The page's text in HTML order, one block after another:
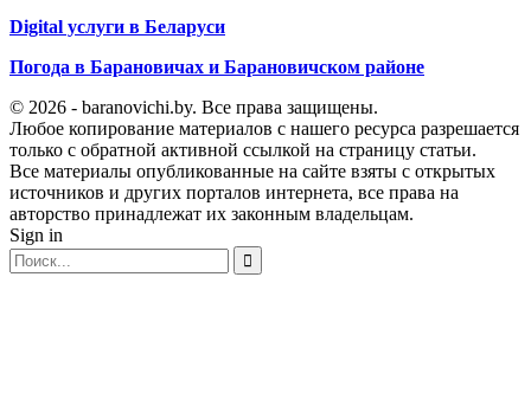
Digital услуги в Беларуси
Погода в Барановичах и Барановичском районе
© 2026 - baranovichi.by. Все права защищены.
Любое копирование материалов с нашего ресурса разрешается
только с обратной активной ссылкой на страницу статьи.
Все материалы опубликованные на сайте взяты с открытых
источников и других порталов интернета, все права на
авторство принадлежат их законным владельцам.
Sign in